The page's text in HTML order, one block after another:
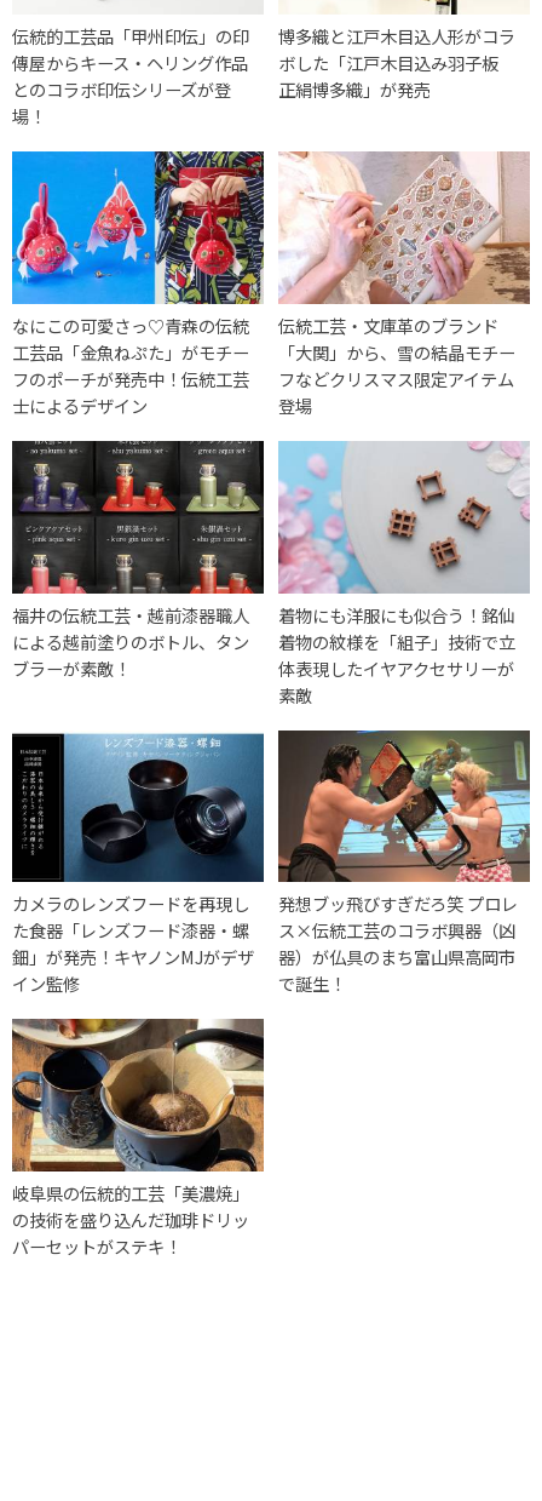
伝統的工芸品「甲州印伝」の印
傳屋からキース・ヘリング作品
とのコラボ印伝シリーズが登
場！
博多織と江戸木目込人形がコラ
ボした「江戸木目込み羽子板
正絹博多織」が発売
なにこの可愛さっ♡青森の伝統
工芸品「金魚ねぷた」がモチー
フのポーチが発売中！伝統工芸
士によるデザイン
伝統工芸・文庫革のブランド
「大関」から、雪の結晶モチー
フなどクリスマス限定アイテム
登場
福井の伝統工芸・越前漆器職人
による越前塗りのボトル、タン
ブラーが素敵！
着物にも洋服にも似合う！銘仙
着物の紋様を「組子」技術で立
体表現したイヤアクセサリーが
素敵
カメラのレンズフードを再現し
た食器「レンズフード漆器・螺
鈿」が発売！キヤノンMJがデザ
イン監修
発想ブッ飛びすぎだろ笑 プロレ
ス×伝統工芸のコラボ興器（凶
器）が仏具のまち富山県高岡市
で誕生！
岐阜県の伝統的工芸「美濃焼」
の技術を盛り込んだ珈琲ドリッ
パーセットがステキ！